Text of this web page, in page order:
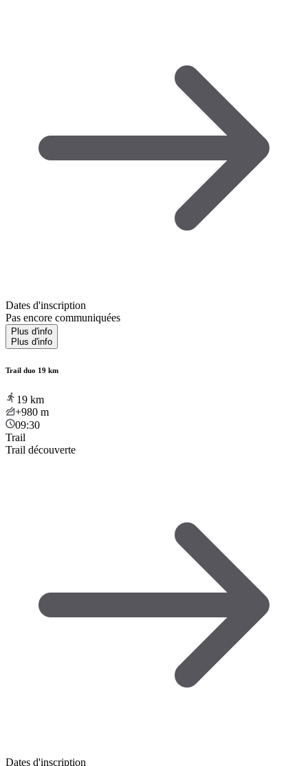
Dates d'inscription
Pas encore communiquées
Plus d'info
Plus d'info
Trail duo 19 km
19 km
+980 m
09:30
Trail
Trail découverte
Dates d'inscription